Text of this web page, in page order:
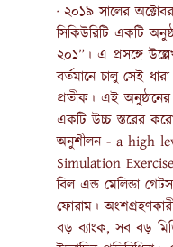
· ২০১৯ সালের
সিকিউরিটি একটি
২০১”। এ প্রসঙ্গে
বর্তমানে চালু সেই
প্রতীক। এই
একটি উচ্চ স্তরের
অনুশীলন - a high
Simulation
বিল এন্ড মেলিন্ডা
ফোরাম।
বড় ব্যাংক, সব বড়